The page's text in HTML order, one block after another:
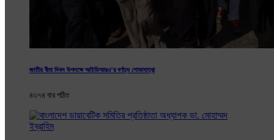
জাতীয় বীমা দিবস উপলক্ষে আইডিআরএ’র বর্ণাঢ্য শোভাযাত্রা
৪৩৭৪ বার পঠিত